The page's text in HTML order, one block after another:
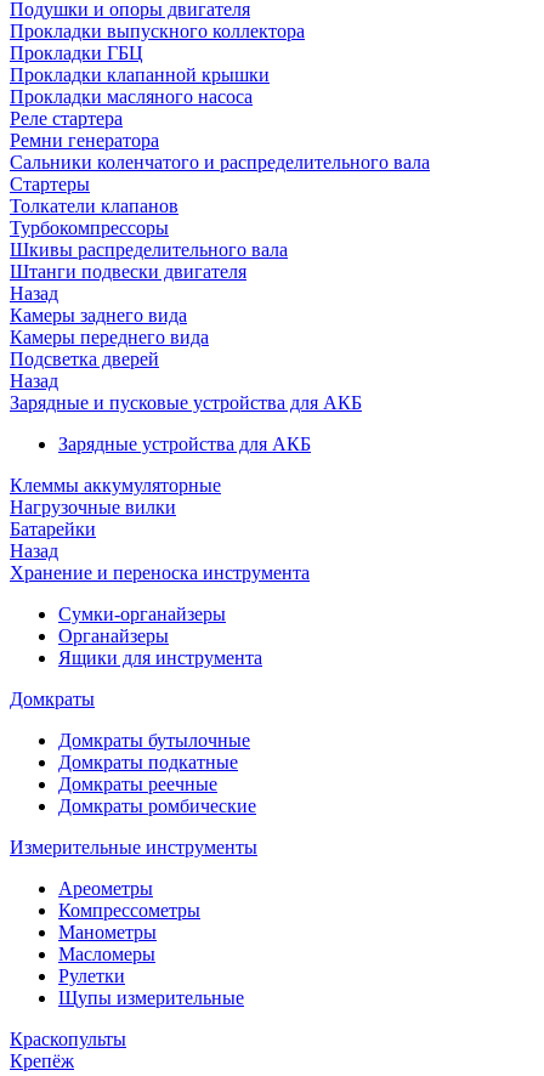
Подушки и опоры двигателя
Прокладки выпускного коллектора
Прокладки ГБЦ
Прокладки клапанной крышки
Прокладки масляного насоса
Реле стартера
Ремни генератора
Сальники коленчатого и распределительного вала
Стартеры
Толкатели клапанов
Турбокомпрессоры
Шкивы распределительного вала
Штанги подвески двигателя
Назад
Камеры заднего вида
Камеры переднего вида
Подсветка дверей
Назад
Зарядные и пусковые устройства для АКБ
Зарядные устройства для АКБ
Клеммы аккумуляторные
Нагрузочные вилки
Батарейки
Назад
Хранение и переноска инструмента
Сумки-органайзеры
Органайзеры
Ящики для инструмента
Домкраты
Домкраты бутылочные
Домкраты подкатные
Домкраты реечные
Домкраты ромбические
Измерительные инструменты
Ареометры
Компрессометры
Манометры
Масломеры
Рулетки
Щупы измерительные
Краскопульты
Крепёж